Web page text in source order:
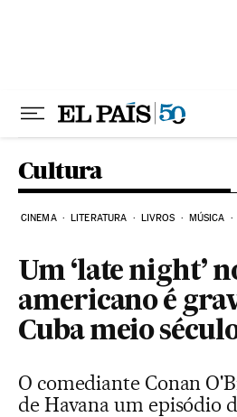
Cultura
CINEMA LITERATURA LIVROS MÚSICA
Um ‘late night’
americano é
Cuba meio
O comediante Conan
de Havana um episódio